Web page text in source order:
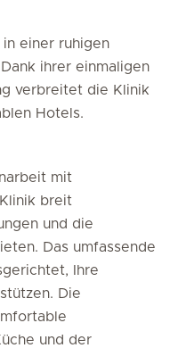
einer ruhigen
ihrer einmaligen
verbreitet die Klinik
Hotels.
mit
breit
und die
Das umfassende
Ihre
Die
und der